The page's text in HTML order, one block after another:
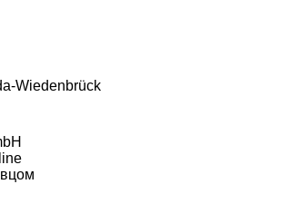
Wiedenbrück